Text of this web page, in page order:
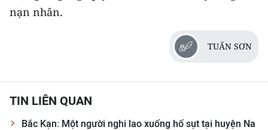
中文
한국어
nạn nhân.
TUẤN SƠN
TIN LIÊN QUAN
Bắc Kạn: Một người nghi lao xuống hố sụt tại huyện Na